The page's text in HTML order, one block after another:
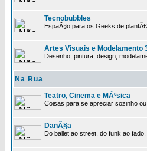
Tecnobubbles
EspaÃ§o para os Geeks de
Artes Visuais e Modelamento
Desenho, pintura, design,
Na Rua
Teatro, Cinema e MÃºsica
Coisas para se apreciar sozinho
DanÃ§a
Do ballet ao street, do funk ao fado.